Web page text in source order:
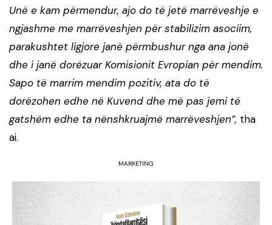
Unë e kam përmendur, ajo do të jetë marrëveshje e
ngjashme me marrëveshjen për stabilizim asociim,
parakushtet ligjore janë përmbushur nga ana jonë
dhe i janë dorëzuar Komisionit Evropian për mendim.
Sapo të marrim mendim pozitiv, ata do të
dorëzohen edhe në Kuvend dhe më pas jemi të
gatshëm edhe ta nënshkruajmë marrëveshjen”, tha
ai.
MARKETING